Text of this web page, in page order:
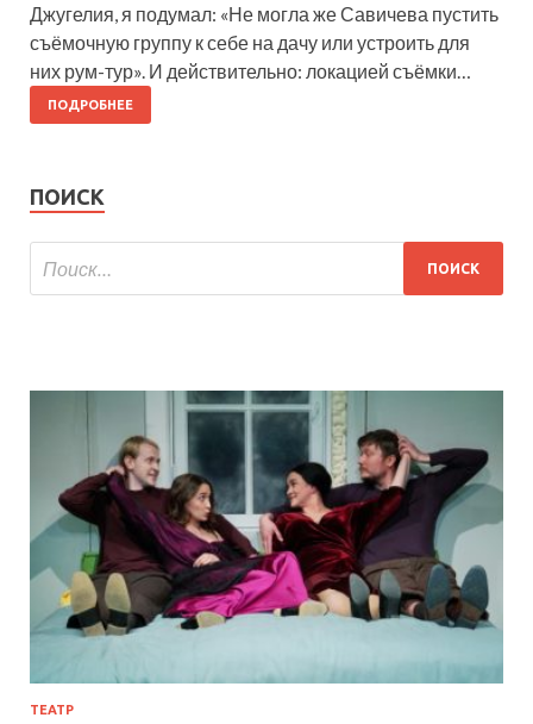
Джугелия, я подумал: «Не могла же Савичева пустить
съёмочную группу к себе на дачу или устроить для
них рум-тур». И действительно: локацией съёмки…
ПОДРОБНЕЕ
ПОИСК
ТЕАТР